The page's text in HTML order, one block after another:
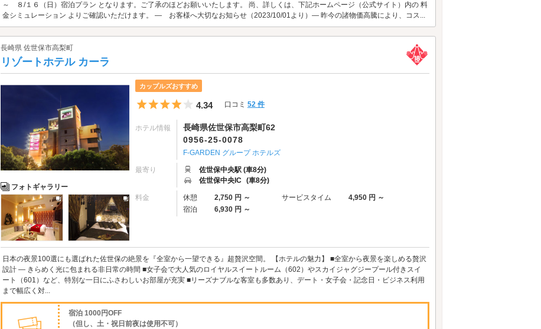
～ ８/１６（日）宿泊プラン となります。ご了承のほどお願いいたします。 尚、詳しくは、下記ホームページ（公式サイト）内の 料
金シミュレーション よりご確認いただけます。 ― お客様へ大切なお知らせ（2023/10/01より）― 昨今の諸物価高騰により、コス...
長崎県 佐世保市高梨町
リゾートホテル カーラ
フォトギャラリー
カップルズおすすめ
5つ星のうち4
4.34 口コミ 52 件
ホテル情報
長崎県佐世保市高梨町62
0956-25-0078
F-GARDEN グループ ホテルズ
最寄り
佐世保中央駅 (車8分)
佐世保中央IC (車8分)
料金 休憩 2,750 円 ～ サービスタイム
4,950 円 ～
宿泊
6,930 円 ～
日本の夜景100選にも選ばれた佐世保の絶景を『全室から一望できる』超贅沢空間。 【ホテルの魅力】 ■全室から夜景を楽しめる贅沢
設計 ― きらめく光に包まれる非日常の時間 ■女子会で大人気のロイヤルスイートルーム（602）やスカイジャグジープール付きスイ
ート（601）など、特別な一日にふさわしいお部屋が充実 ■リーズナブルな客室も多数あり、デート・女子会・記念日・ビジネス利用
まで幅広く対...
宿泊 1000円OFF
（但し、土・祝日前夜は使用不可）